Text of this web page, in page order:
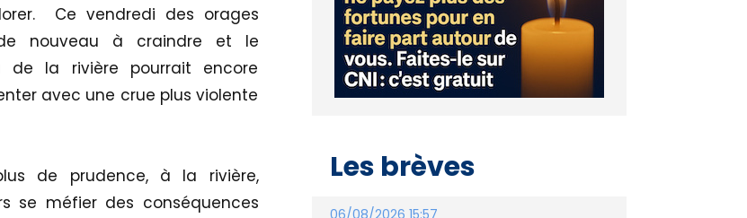
Ce vendredi des orages
nouveau à craindre et le
de la rivière pourrait encore
avec une crue plus violente
de prudence, à la rivière,
se méfier des conséquences
Les brèves